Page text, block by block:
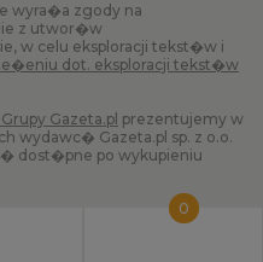
0
wyra�a zgody na
z utwor�w
w celu eksploracji tekst�w i
dot. eksploracji tekst�w
Gazeta.pl prezentujemy w
wydawc� Gazeta.pl sp. z o.o.
dost�pne po wykupieniu